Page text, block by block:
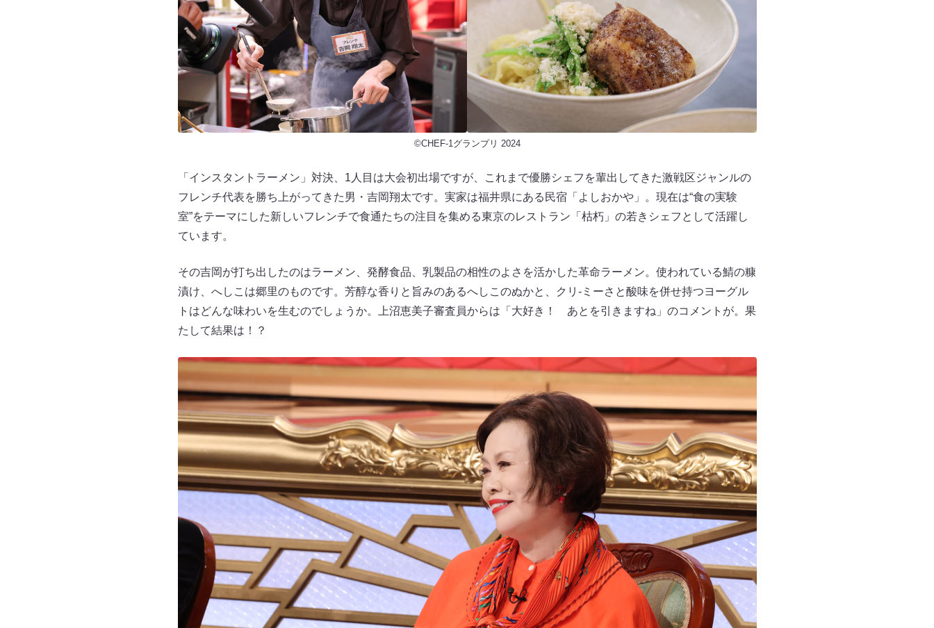
©CHEF-1グランプリ 2024
「インスタントラーメン」対決、1人目は大会初出場ですが、これまで優勝シェフを輩出してきた激戦区ジャンルの
フレンチ代表を勝ち上がってきた男・吉岡翔太です。実家は福井県にある民宿「よしおかや」。現在は“食の実験
室”をテーマにした新しいフレンチで食通たちの注目を集める東京のレストラン「枯朽」の若きシェフとして活躍し
ています。
その吉岡が打ち出したのはラーメン、発酵食品、乳製品の相性のよさを活かした革命ラーメン。使われている鯖の糠
漬け、へしこは郷里のものです。芳醇な香りと旨みのあるへしこのぬかと、クリ-ミーさと酸味を併せ持つヨーグル
トはどんな味わいを生むのでしょうか。上沼恵美子審査員からは「大好き！ あとを引きますね」のコメントが。果
たして結果は！？